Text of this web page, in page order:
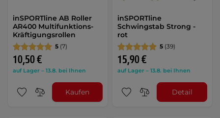
inSPORTline AB Roller
AR400 Multifunktions-
Kräftigungsrollen
5 (7)
10,50 €
auf Lager – 13.8. bei Ihnen
Kaufen
inSPORTline
Schwingstab Strong -
rot
5 (39)
15,90 €
auf Lager – 13.8. bei Ihnen
Detail